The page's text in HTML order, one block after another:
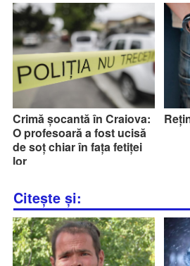
Crimă șocantă în Craiova:
O profesoară a fost ucisă
de soț chiar în fața fetiței
lor
Citește și: